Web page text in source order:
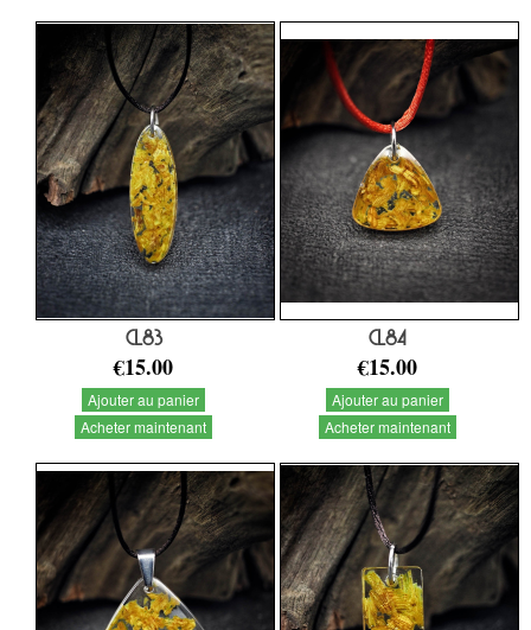
CL83
€15.00
Ajouter au panier
Acheter maintenant
CL84
€15.00
Ajouter au panier
Acheter maintenant